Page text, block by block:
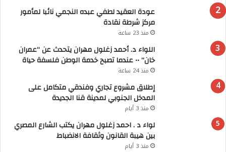
عودة العقيد لطفي عبده النجمي نائبا لمأمور
مركز شرطة نقادة
منذ 23 ساعة
اللواء د. أحمد زغلول مهران يتحدث عن “عمران
خان” •• عندما تصبح خدمة الوطن فلسفة حياة
منذ 24 ساعة
إطلاق مشروع تجاري وفندقي متكامل على
المدخل الجنوبي لمدينة قنا الجديدة
منذ 3 أيام
لواء د . احمد زغلول مهران يكتب الشارع المصري
بين هيبة القانون وثقافة الانضباط
منذ 3 أيام